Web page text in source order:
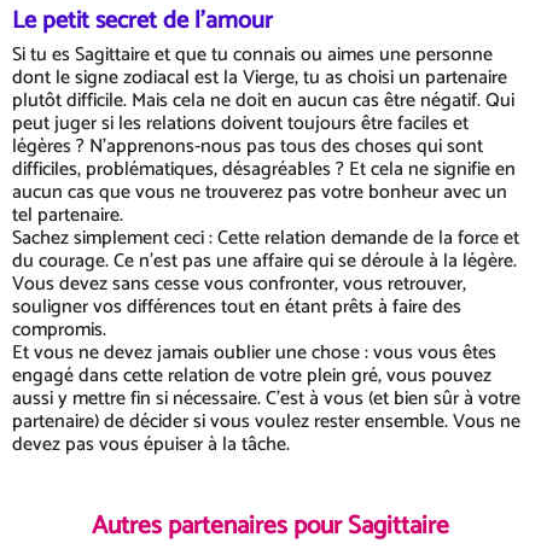
Le petit secret de l'amour
Si tu es Sagittaire et que tu connais ou aimes une personne
dont le signe zodiacal est la Vierge, tu as choisi un partenaire
plutôt difficile. Mais cela ne doit en aucun cas être négatif. Qui
peut juger si les relations doivent toujours être faciles et
légères ? N'apprenons-nous pas tous des choses qui sont
difficiles, problématiques, désagréables ? Et cela ne signifie en
aucun cas que vous ne trouverez pas votre bonheur avec un
tel partenaire.
Sachez simplement ceci : Cette relation demande de la force et
du courage. Ce n'est pas une affaire qui se déroule à la légère.
Vous devez sans cesse vous confronter, vous retrouver,
souligner vos différences tout en étant prêts à faire des
compromis.
Et vous ne devez jamais oublier une chose : vous vous êtes
engagé dans cette relation de votre plein gré, vous pouvez
aussi y mettre fin si nécessaire. C'est à vous (et bien sûr à votre
partenaire) de décider si vous voulez rester ensemble. Vous ne
devez pas vous épuiser à la tâche.
Autres partenaires pour Sagittaire